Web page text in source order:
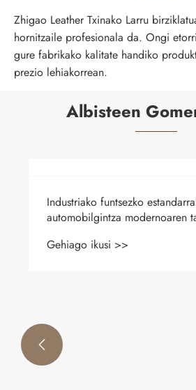
Zhigao Leather Txinako Larru
hornitzaile profesionala da. Ongi
gure fabrikako kalitate handiko
prezio lehiakorrean.
Albisteen
